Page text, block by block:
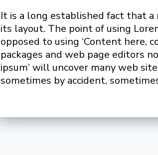
It is a long established fact that
its layout. The point of using
opposed to using ‘Content here,
packages and web page editors
ipsum’ will uncover many web
sometimes by accident,